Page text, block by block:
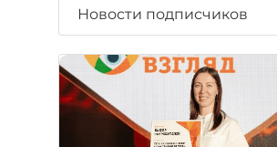
Новости подписчиков